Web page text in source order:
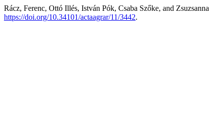
Rácz, Ferenc, Ottó Illés, István Pók, Csaba Szőke, and
https://doi.org/10.34101/actaagrar/11/3442.